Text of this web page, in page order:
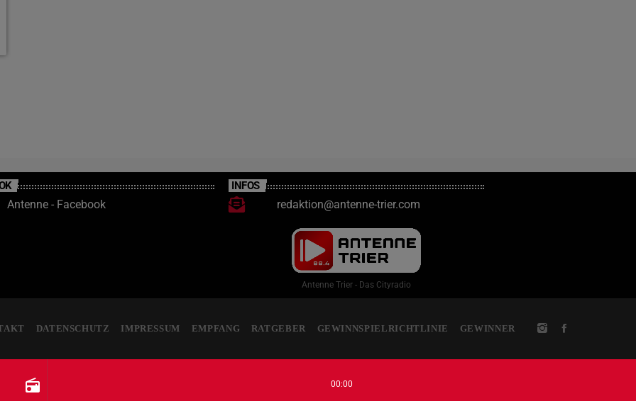
radio 00:00
Antenne - Facebook
INFOS
redaktion@antenne-trier.com
Antenne Trier - Das Cityradio
DATENSCHUTZ IMPRESSUM EMPFANG RATGEBER GEWINNSPIELRICHTLINIE GEWINNER